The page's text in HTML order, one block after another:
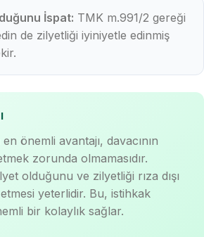
İspat: TMK m.991/2 gereği
de zilyetliği iyiniyetle edinmiş
en önemli avantajı, davacının
zorunda olmamasıdır.
olduğunu ve zilyetliği rıza dışı
yeterlidir. Bu, istihkak
bir kolaylık sağlar.